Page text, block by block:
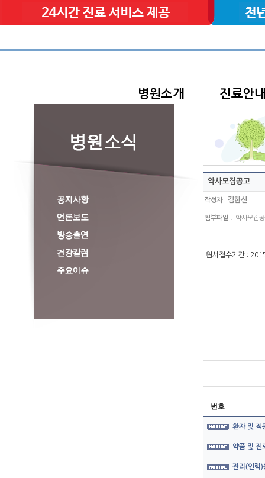
병원소개 진료안내
약사모집공고
작성자: 김한신
첨부파일 : 약사모집
원서접수기간 :
번호
환자 및 직
약품 및 진
관리(인력)